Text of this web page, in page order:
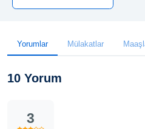
Yorumlar Mülakatlar
10 Yorum
3